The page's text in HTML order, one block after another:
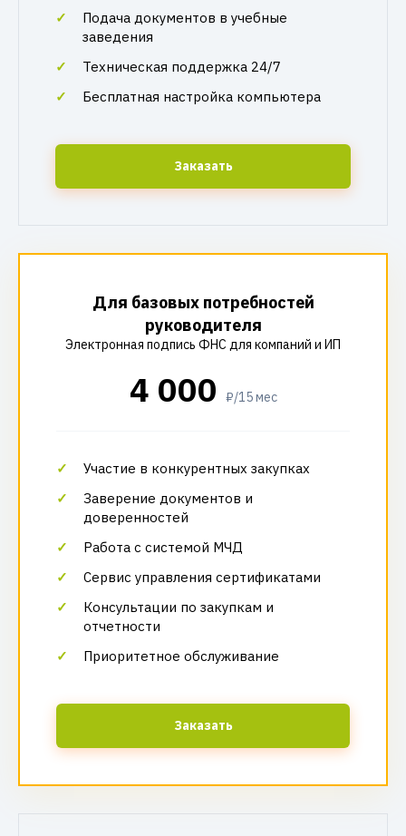
Подача документов в учебные
заведения
Техническая поддержка 24/7
Бесплатная настройка компьютера
Заказать
Для базовых потребностей
руководителя
Электронная подпись ФНС для компаний и ИП
4 000 ₽/15 мес
Участие в конкурентных закупках
Заверение документов и
доверенностей
Работа с системой МЧД
Сервис управления сертификатами
Консультации по закупкам и
отчетности
Приоритетное обслуживание
Заказать